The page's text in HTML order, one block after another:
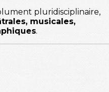
pluridisciplinaire,
musicales,
.